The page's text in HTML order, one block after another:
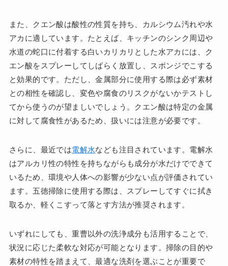
また、クエン酸は酸性の性質を持ち、カルシウム汚れや水
アカに適しています。たとえば、キッチンのシンク周辺や
水道の蛇口に付着する白いカリカリとした水アカには、ク
エン酸をスプレーしてしばらく放置し、スポンジでこする
と効果的です。ただし、金属部分に使用する際は必ず素材
との相性を確認し、変色や腐食のリスクがないかテストし
てから使うのが望ましいでしょう。クエン酸は特定の金属
に対して腐食性があるため、扱いには注意が必要です。
さらに、最近では電解水なども注目されています。電解水
はアルカリ性の特性を持ちながらも成分が水だけでできて
いるため、環境や人体への影響が少ない点が評価されてい
ます。五徳掃除に使用する際は、スプレーしてすぐに拭き
取るか、軽くこすって落とす方法が推奨されます。
いずれにしても、重曹以外の洗浄成分も活用することで、
状況に応じた柔軟な対応が可能となります。掃除の目的や
素材の特性を踏まえて、最適な洗剤を選ぶことが重要で